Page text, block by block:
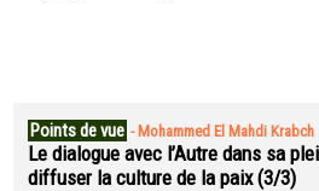
Points de vue - Mohammed El Mahdi Krabch
Le dialogue avec l’Autre dans sa
diffuser la culture de la paix (3/3)